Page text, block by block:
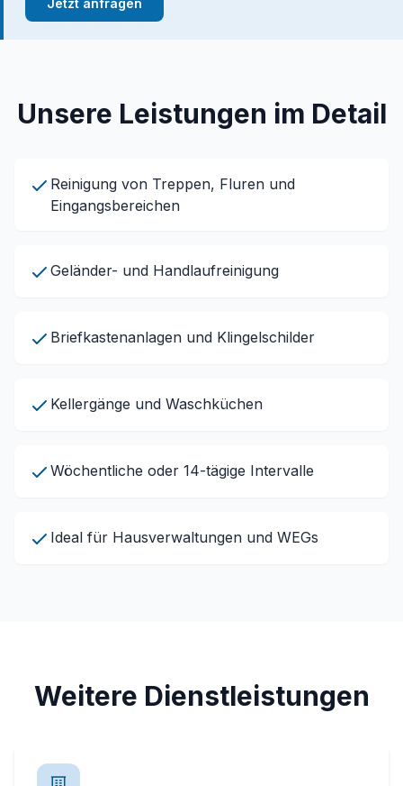
Jetzt anfragen
Unsere Leistungen im Detail
Reinigung von Treppen, Fluren und
Eingangsbereichen
Geländer- und Handlaufreinigung
Briefkastenanlagen und Klingelschilder
Kellergänge und Waschküchen
Wöchentliche oder 14-tägige Intervalle
Ideal für Hausverwaltungen und WEGs
Weitere Dienstleistungen